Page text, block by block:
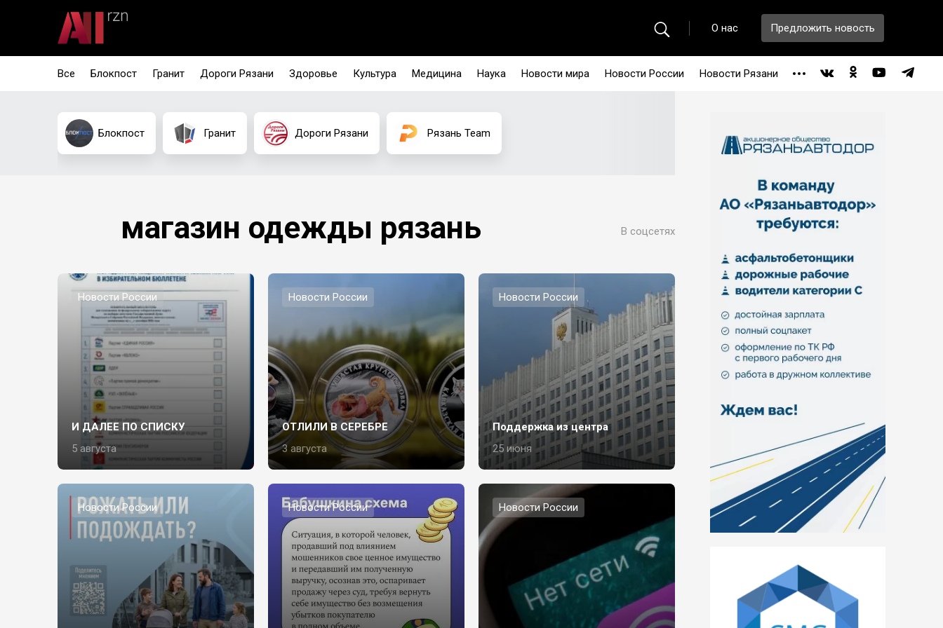
О нас Предложить новость
Все Блокпост Гранит Дороги Рязани Здоровье Культура Медицина Наука Новости мира Новости России Новости Рязани
Блокпост Гранит Дороги Рязани Рязань Team
магазин одежды рязань В соцсетях
Новости России
И ДАЛЕЕ ПО СПИСКУ
5 августа
Новости России
ОТЛИЛИ В СЕРЕБРЕ
3 августа
Новости России
Поддержка из центра
25 июня
Новости России Новости России Новости России